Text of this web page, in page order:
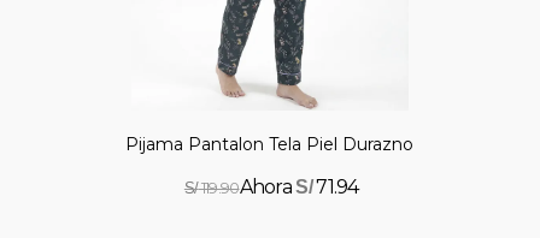
Pijama Pantalon Tela Piel Durazno
S/119.90 S/71.94